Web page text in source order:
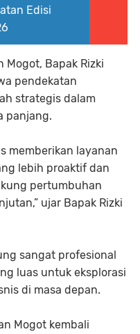
Edisi
Mogot, Bapak Rizki
pendekatan
strategis dalam
panjang.
memberikan layanan
lebih proaktif dan
pertumbuhan
ujar Bapak Rizki
sangat profesional
luas untuk eksplorasi
di masa depan.
Mogot kembali